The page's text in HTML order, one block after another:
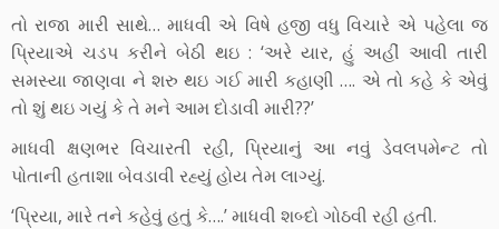
તો રાજા મારી સાથે… માધવી એ વિષે હજી વધુ વિચારે એ પહેલા જ
પ્રિયાએ ચડપ કરીને બેઠી થઇ : ‘અરે યાર, હું અહીં આવી તારી
સમસ્યા જાણવા ને શરુ થઇ ગઈ મારી કહાણી …. એ તો કહે કે એવું
તો શું થઇ ગયું કે તે મને આમ દોડાવી મારી??’
માધવી ક્ષણભર વિચારતી રહી, પ્રિયાનું આ નવું ડેવલપમેન્ટ તો
પોતાની હતાશા બેવડાવી રહ્યું હોય તેમ લાગ્યું.
‘પ્રિયા, મારે તને કહેવું હતું કે….’ માધવી શબ્દો ગોઠવી રહી હતી.